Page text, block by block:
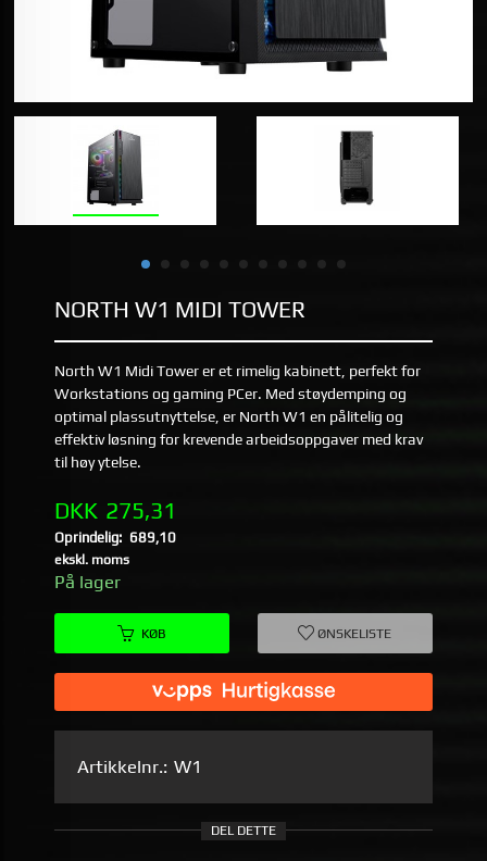
NORTH W1 MIDI TOWER
North W1 Midi Tower er et rimelig kabinett, perfekt for
Workstations og gaming PCer. Med støydemping og
optimal plassutnyttelse, er North W1 en pålitelig og
effektiv løsning for krevende arbeidsoppgaver med krav
til høy ytelse.
Tilbud
DKK 275,31
Oprindelig: 689,10
Rabat
ekskl. moms
På lager
KØB ØNSKELISTE
Artikkelnr.: W1
DEL DETTE